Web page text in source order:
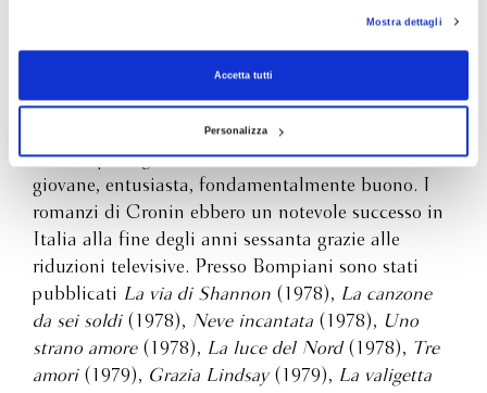
RevocaMostra dettagli
Accetta tutti
Personalizza
Archibald J. Cronin nacque a Helensburgh
(Dunbartonshire) nel 1896. Medico, esercitò presso
i minatori del Galles, interessandosi ai loro
problemi sociali. Morì a Montreux nel 1981. Il
medico protagonista delle storie di Cronin è
giovane, entusiasta, fondamentalmente buono. I
romanzi di Cronin ebbero un notevole successo in
Italia alla fine degli anni sessanta grazie alle
riduzioni televisive. Presso Bompiani sono stati
pubblicati La via di Shannon (1978), La canzone
da sei soldi(1978), Neve incantata (1978), Uno
strano amore(1978), La luce del Nord(1978), Tre
amori(1979), Grazia Lindsay(1979), La valigetta